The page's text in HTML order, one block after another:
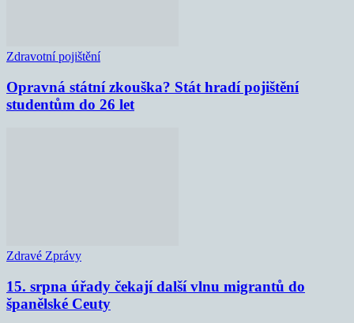
Zdravotní pojištění
Opravná státní zkouška? Stát hradí pojištění
studentům do 26 let
Zdravé Zprávy
15. srpna úřady čekají další vlnu migrantů do
španělské Ceuty